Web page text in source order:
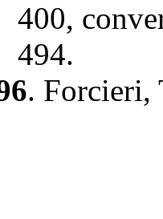
400,
494.
. Forcieri,